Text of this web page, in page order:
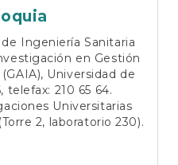
Ingeniería Sanitaria
en Gestión
Universidad de
telefax: 210 65 64.
Universitarias
2, laboratorio 230).